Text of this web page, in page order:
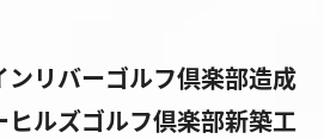
ンリバーゴルフ倶楽部造成
ヒルズゴルフ倶楽部新築工